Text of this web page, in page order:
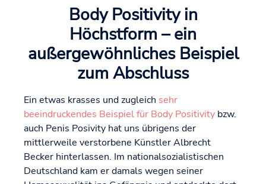
Body Positivity in
Höchstform – ein
außergewöhnliches Beispiel
zum Abschluss
Ein etwas krasses und zugleich sehr
beeindruckendes Beispiel für Body Positivity bzw.
auch Penis Posivity hat uns übrigens der
mittlerweile verstorbene Künstler Albrecht
Becker hinterlassen. Im nationalsozialistischen
Deutschland kam er damals wegen seiner